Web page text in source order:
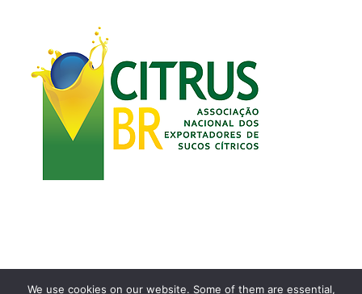
We use cookies on our website. Some of them are essential,